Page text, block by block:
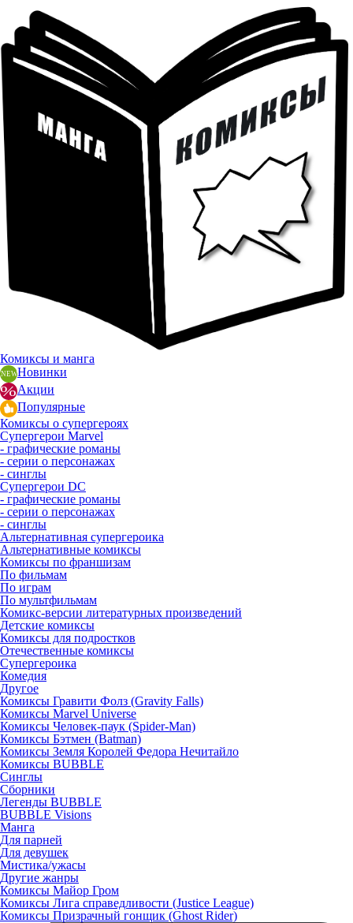
Комиксы и манга
Новинки
Акции
Популярные
Комиксы о супергероях
Супергерои Marvel
- графические романы
- серии о персонажах
- синглы
Супергерои DC
- графические романы
- серии о персонажах
- синглы
Альтернативная супергероика
Альтернативные комиксы
Комиксы по франшизам
По фильмам
По играм
По мультфильмам
Комикс-версии литературных произведений
Детские комиксы
Комиксы для подростков
Отечественные комиксы
Супергероика
Комедия
Другое
Комиксы Гравити Фолз (Gravity Falls)
Комиксы Marvel Universe
Комиксы Человек-паук (Spider-Man)
Комиксы Бэтмен (Batman)
Комиксы Земля Королей Федора Нечитайло
Комиксы BUBBLE
Синглы
Сборники
Легенды BUBBLE
BUBBLE Visions
Манга
Для парней
Для девушек
Мистика/ужасы
Другие жанры
Комиксы Майор Гром
Комиксы Лига справедливости (Justice League)
Комиксы Призрачный гонщик (Ghost Rider)